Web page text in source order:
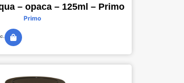
– opaca – 125ml – Primo
Primo